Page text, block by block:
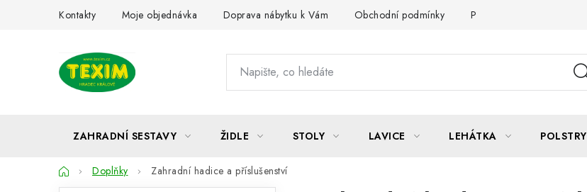
Kontakty Moje objednávka Doprava nábytku k Vám Obchodní podmínky Podmínky ochrany
ZAHRADNÍ SESTAVY ŽIDLE STOLY LAVICE LEHÁTKA POLSTRY
DomůDoplňky Zahradní hadice a příslušenství